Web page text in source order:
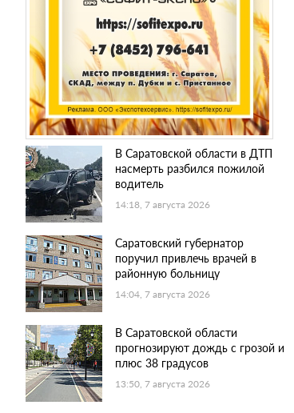
В Саратовской области в ДТП
насмерть разбился пожилой
водитель
14:18, 7 августа 2026
Саратовский губернатор
поручил привлечь врачей в
районную больницу
14:04, 7 августа 2026
В Саратовской области
прогнозируют дождь с грозой и
плюс 38 градусов
13:50, 7 августа 2026